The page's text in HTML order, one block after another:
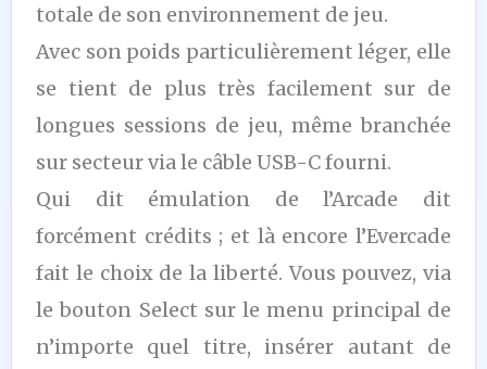
totale de son environnement de jeu.
Avec son poids particulièrement léger, elle
se tient de plus très facilement sur de
longues sessions de jeu, même branchée
sur secteur via le câble USB-C fourni.
Qui dit émulation de l’Arcade dit
forcément crédits ; et là encore l’Evercade
fait le choix de la liberté. Vous pouvez, via
le bouton Select sur le menu principal de
n’importe quel titre, insérer autant de